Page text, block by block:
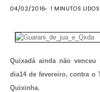
04/02/2016 1 MINUTOS LIDOS
Quixadá ainda não
dia14 de fevereiro, contra o
Quixinha.